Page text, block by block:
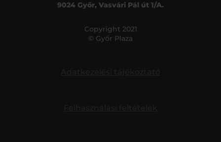
9024 Győr, Vasvári Pál út 1/A.
Copyright 2021
© Győr Plaza